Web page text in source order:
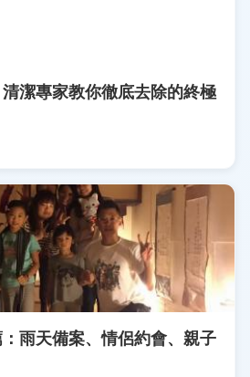
潔專家教你徹底去除的終極
雨天備案、情侶約會、親子